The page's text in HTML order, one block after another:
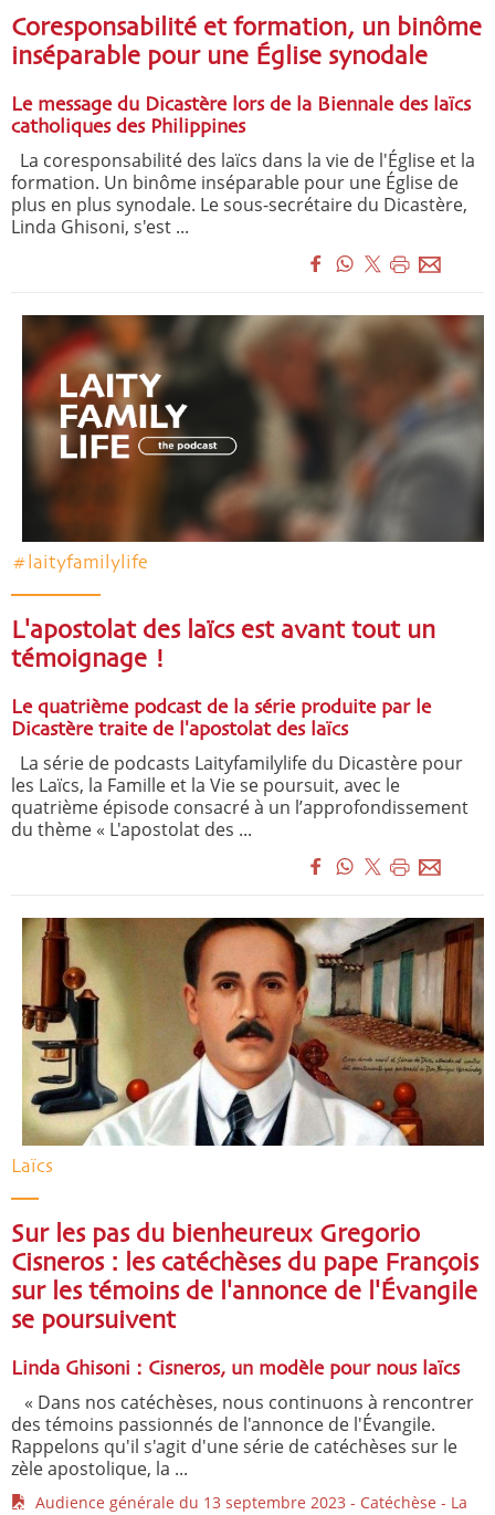
Coresponsabilité et formation, un binôme
inséparable pour une Église synodale
Le message du Dicastère lors de la Biennale des laïcs
catholiques des Philippines
La coresponsabilité des laïcs dans la vie de l'Église et la
formation. Un binôme inséparable pour une Église de
plus en plus synodale. Le sous-secrétaire du Dicastère,
Linda Ghisoni, s'est ...
#laityfamilylife
L'apostolat des laïcs est avant tout un
témoignage !
Le quatrième podcast de la série produite par le
Dicastère traite de l'apostolat des laïcs
La série de podcasts Laityfamilylife du Dicastère pour
les Laïcs, la Famille et la Vie se poursuit, avec le
quatrième épisode consacré à un l’approfondissement
du thème « L'apostolat des ...
Laïcs
Sur les pas du bienheureux Gregorio
Cisneros : les catéchèses du pape François
sur les témoins de l'annonce de l'Évangile
se poursuivent
Linda Ghisoni : Cisneros, un modèle pour nous laïcs
« Dans nos catéchèses, nous continuons à rencontrer
des témoins passionnés de l'annonce de l'Évangile.
Rappelons qu'il s'agit d'une série de catéchèses sur le
zèle apostolique, la ...
Audience générale du 13 septembre 2023 - Catéchèse - La